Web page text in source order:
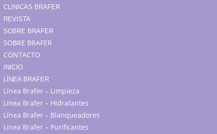
CLINICAS BRAFER
REVISTA
SOBRE BRAFER
SOBRE BRAFER
CONTACTO
INICIO
LÍNEA BRAFER
Línea Brafer – Limpieza
Línea Brafer – Hidratantes
Línea Brafer – Blanqueadores
Línea Brafer – Purificantes